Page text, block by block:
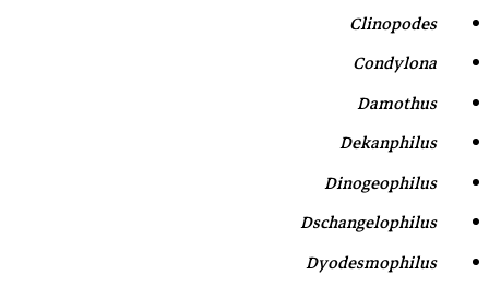
Clinopodes
Condylona
Damothus
Dekanphilus
Dinogeophilus
Dschangelophilus
Dyodesmophilus